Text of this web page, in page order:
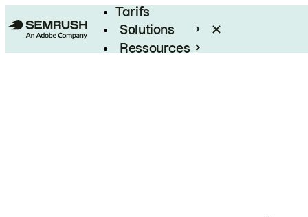
Tarifs
Solutions
Ressources